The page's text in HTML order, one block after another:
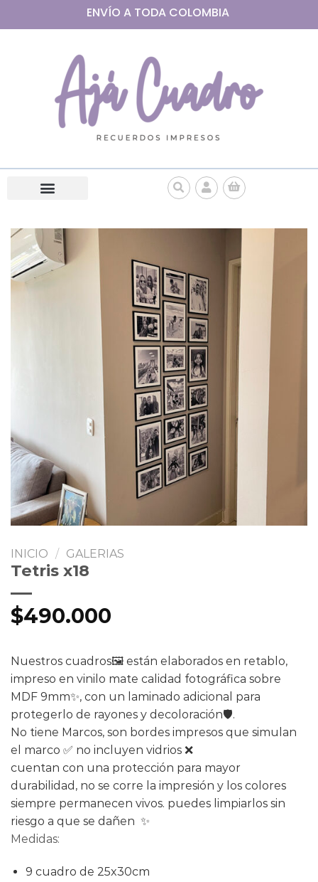
ENVÍO A TODA COLOMBIA
INICIO / GALERIAS
Tetris x18
$490.000
Nuestros cuadros🖼️ están elaborados en retablo,
impreso en vinilo mate calidad fotográfica sobre
MDF 9mm✨, con un laminado adicional para
protegerlo de rayones y decoloración🛡️.
No tiene Marcos, son bordes impresos que simulan
el marco ✅ no incluyen vidrios ❌
cuentan con una protección para mayor
durabilidad, no se corre la impresión y los colores
siempre permanecen vivos. puedes limpiarlos sin
riesgo a que se dañen ✨
Medidas:
9 cuadro de 25x30cm